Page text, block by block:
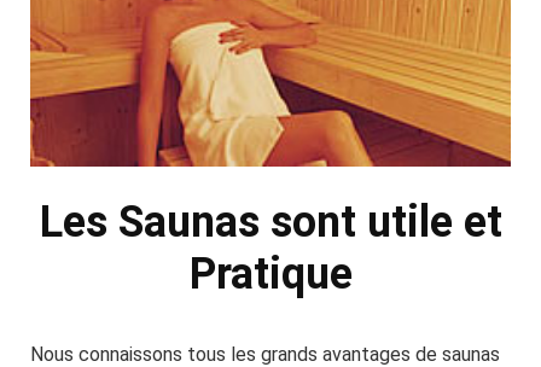
Les Saunas sont utile et
Pratique
Nous connaissons tous les grands avantages de saunas